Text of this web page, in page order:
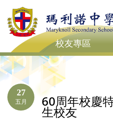
校友專區
27
五月 60周年校慶
生校友